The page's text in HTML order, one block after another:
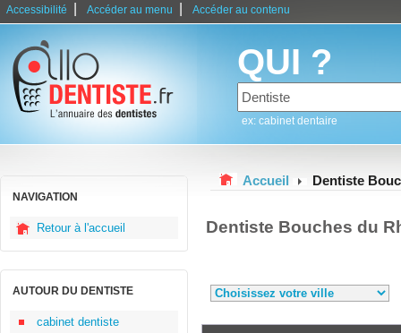
Accessibilité Accéder au menu Accéder au contenu
QUI ?
ex: cabinet dentaire
NAVIGATION
Retour à l'accueil
AUTOUR DU DENTISTE
cabinet dentiste
Accueil Dentiste
Dentiste Bouches du